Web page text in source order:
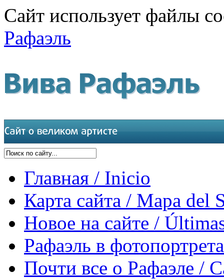
Сайт использует файлы
Рафаэль
Главная / Inicio
Карта сайта / Mapa del
Новое на сайте /
Рафаэль в
Почти все о Рафаэле /